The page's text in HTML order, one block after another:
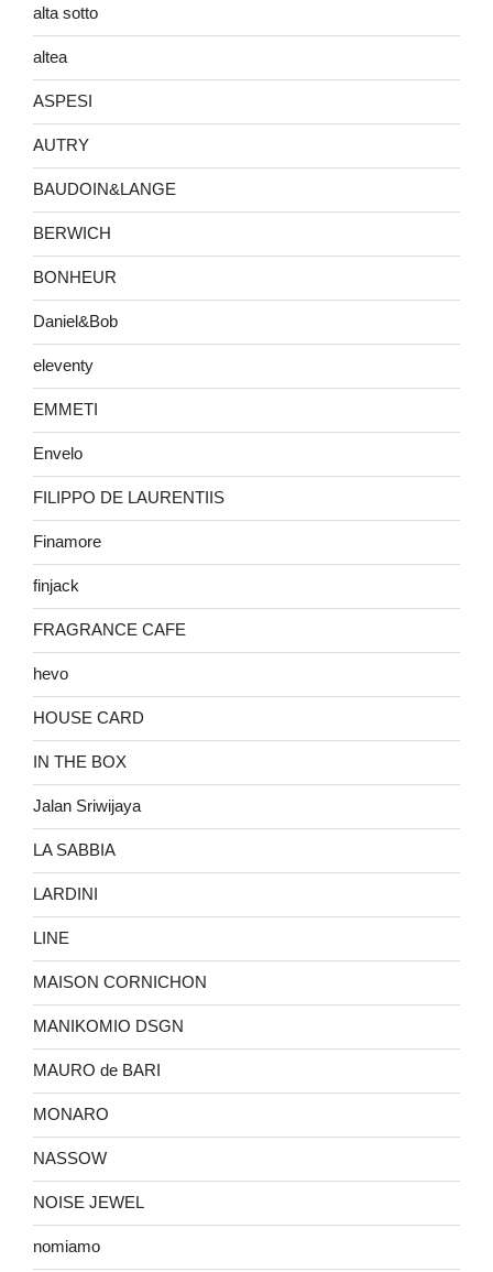
alta sotto
altea
ASPESI
AUTRY
BAUDOIN&LANGE
BERWICH
BONHEUR
Daniel&Bob
eleventy
EMMETI
Envelo
FILIPPO DE LAURENTIIS
Finamore
finjack
FRAGRANCE CAFE
hevo
HOUSE CARD
IN THE BOX
Jalan Sriwijaya
LA SABBIA
LARDINI
LINE
MAISON CORNICHON
MANIKOMIO DSGN
MAURO de BARI
MONARO
NASSOW
NOISE JEWEL
nomiamo